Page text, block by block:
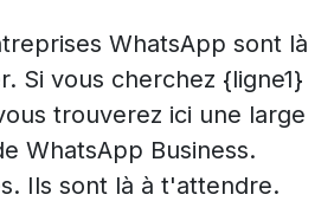
WhatsApp sont là
Si vous cherchez {ligne1}
trouverez ici une large
WhatsApp Business.
Ils sont là à t'attendre.